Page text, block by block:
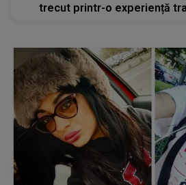
trecut printr-o experiență